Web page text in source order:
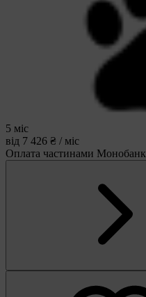
5 міс
від 7 426 ₴ / міс
Оплата частинами Монобанк